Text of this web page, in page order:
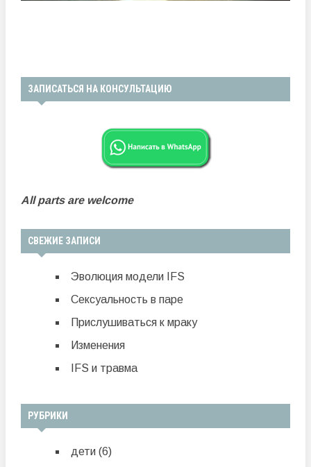
ЗАПИСАТЬСЯ НА КОНСУЛЬТАЦИЮ
All parts are welcome
СВЕЖИЕ ЗАПИСИ
Эволюция модели IFS
Сексуальность в паре
Прислушиваться к мраку
Изменения
IFS и травма
РУБРИКИ
дети(6)